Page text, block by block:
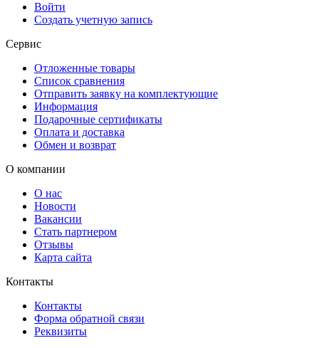
Войти
Создать учетную запись
Сервис
Отложенные товары
Список сравнения
Отправить заявку на комплектующие
Информация
Подарочные сертификаты
Оплата и доставка
Обмен и возврат
О компании
О нас
Новости
Вакансии
Стать партнером
Отзывы
Карта сайта
Контакты
Контакты
Форма обратной связи
Реквизиты